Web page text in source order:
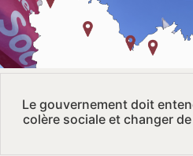
Le gouvernement doit
colère sociale et changer